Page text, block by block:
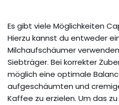
Es gibt viele Möglichkeiten
Hierzu kannst du entweder
Milchaufschäumer
Siebträger. Bei korrekter
möglich eine optimale
aufgeschäumten und
Kaffee zu erzielen. Um das